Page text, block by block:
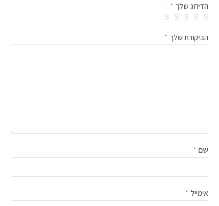
הדירוג שלך *
הביקורת שלך *
שם *
אימייל *